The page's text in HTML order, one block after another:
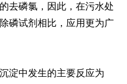
去磷氯，因此，在污水处
磷试剂相比，应用更为广
淀中发生的主要反应为